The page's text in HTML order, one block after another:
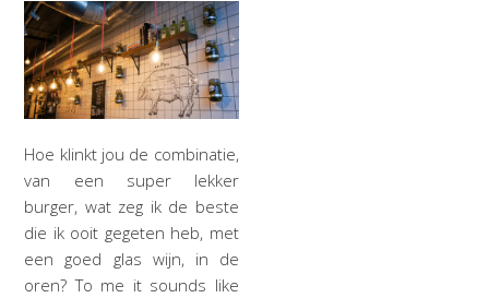
Hoe klinkt jou de combinatie,
van een super lekker
burger, wat zeg ik de beste
die ik ooit gegeten heb, met
een goed glas wijn, in de
oren? To me it sounds like